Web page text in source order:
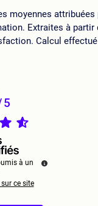
moyennes
Extraites à partir
Calcul
5
à un
ce site